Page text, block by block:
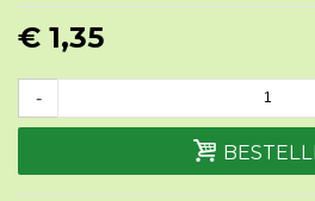
€ 1,35
-